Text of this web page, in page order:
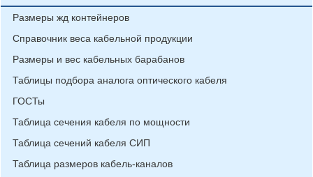
Размеры жд контейнеров
Справочник веса кабельной продукции
Размеры и вес кабельных барабанов
Таблицы подбора аналога оптического кабеля
ГОСТы
Таблица сечения кабеля по мощности
Таблица сечений кабеля СИП
Таблица размеров кабель-каналов